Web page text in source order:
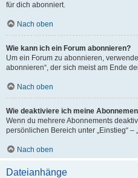
für dich abonniert.
Nach oben
Wie kann ich ein Forum abonnieren?
Um ein Forum zu abonnieren,
abonnieren“, der sich meist am Ende
Nach oben
Wie deaktiviere ich meine
Wenn du mehrere Abonnements
persönlichen Bereich unter „Einstieg“ –
Nach oben
Dateianhänge